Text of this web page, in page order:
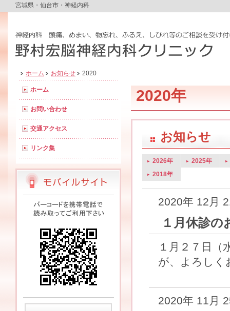
宮城県・仙台市・神経内科
ホーム お知らせ 2020
2020年
お知らせ
2026年
2025年
2018年
2020年 12月
１月休診の
１月２７日（
が、よろしく
2020年 11月
ホーム
お問い合わせ
交通アクセス
リンク集